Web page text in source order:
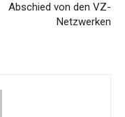
Abschied von den VZ-
Netzwerken